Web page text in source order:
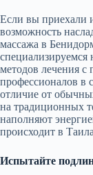
Если вы приехали
возможность
массажа в
специализируемся
методов лечения
профессионалов в
отличие от
на традиционных
наполняют
происходит в
Испытайте